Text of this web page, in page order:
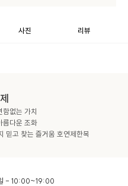
사진 리뷰
함없는 가치
름다운 조화
믿고 찾는 즐거움 호연제한복
- 10:00~19:00